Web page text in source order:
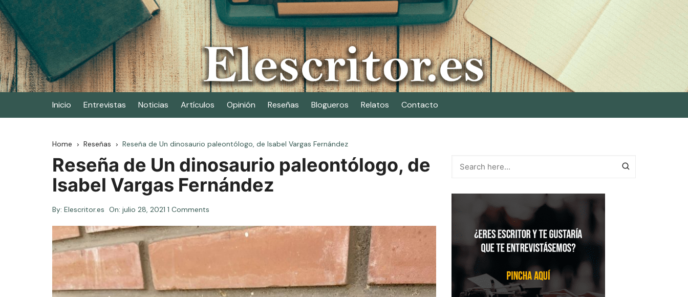
Skip
to
content
Elescritor.es
El periódico digital de los escritores
Inicio Entrevistas Noticias Artículos Opinión Reseñas Blogueros Relatos Contacto
Home Reseñas Reseña de Un dinosaurio paleontólogo, de Isabel Vargas Fernández
Reseña de Un dinosaurio paleontólogo, de
Isabel Vargas Fernández
By: Elescritor.es On: julio 28, 2021 1 Comments